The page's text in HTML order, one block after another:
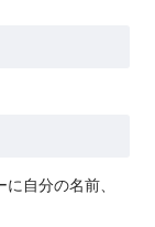
自分の名前、